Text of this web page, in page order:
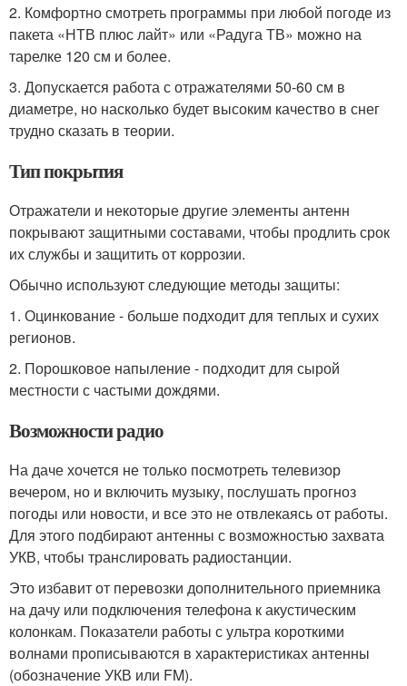
2. Комфортно смотреть программы при любой погоде из
пакета «НТВ плюс лайт» или «Радуга ТВ» можно на
тарелке 120 см и более.
3. Допускается работа с отражателями 50-60 см в
диаметре, но насколько будет высоким качество в снег
трудно сказать в теории.
Тип покрытия
Отражатели и некоторые другие элементы антенн
покрывают защитными составами, чтобы продлить срок
их службы и защитить от коррозии.
Обычно используют следующие методы защиты:
1. Оцинкование - больше подходит для теплых и сухих
регионов.
2. Порошковое напыление - подходит для сырой
местности с частыми дождями.
Возможности радио
На даче хочется не только посмотреть телевизор
вечером, но и включить музыку, послушать прогноз
погоды или новости, и все это не отвлекаясь от работы.
Для этого подбирают антенны с возможностью захвата
УКВ, чтобы транслировать радиостанции.
Это избавит от перевозки дополнительного приемника
на дачу или подключения телефона к акустическим
колонкам. Показатели работы с ультра короткими
волнами прописываются в характеристиках антенны
(обозначение УКВ или FM).